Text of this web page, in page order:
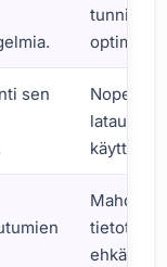
sen
ehkäisy.